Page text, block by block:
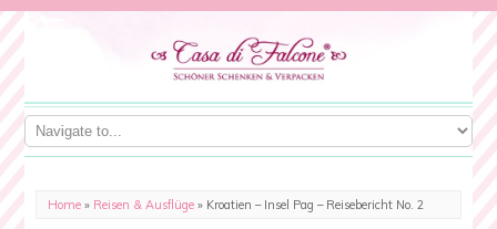
Home » Reisen & Ausflüge » Kroatien – Insel Pag – Reisebericht No. 2